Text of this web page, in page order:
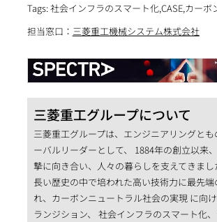
Tags: 社会インフラのスマート化,CASE,カーボ
担当窓口： 三菱重工機械システム株式会社
三菱重工グループについて
三菱重工グループは、エンジニアリングと
ーバルリーダーとして、 1884年の創立以来
摯に向き合い、人々の暮らしを支えてきまし
長い歴史の中で培われた高い技術力に最先端
れ、カーボンニュートラル社会の実現 に向
ランジション、 社会インフラのスマート化